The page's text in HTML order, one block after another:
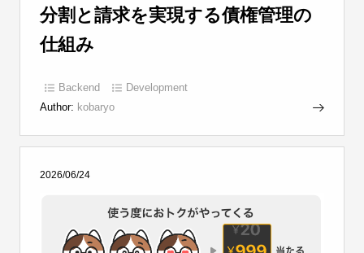
分割と請求を実現する債権管理の
仕組み
Backend
Development
Author: kobaryo
2026/06/24